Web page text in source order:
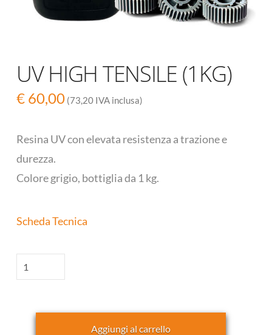
UV HIGH TENSILE (1KG)
€60,00 (73,20 IVA inclusa)
Resina UV con elevata resistenza a trazione e
durezza.
Colore grigio, bottiglia da 1 kg.
Scheda Tecnica
UV
High
(1kg)
Aggiungi al carrello